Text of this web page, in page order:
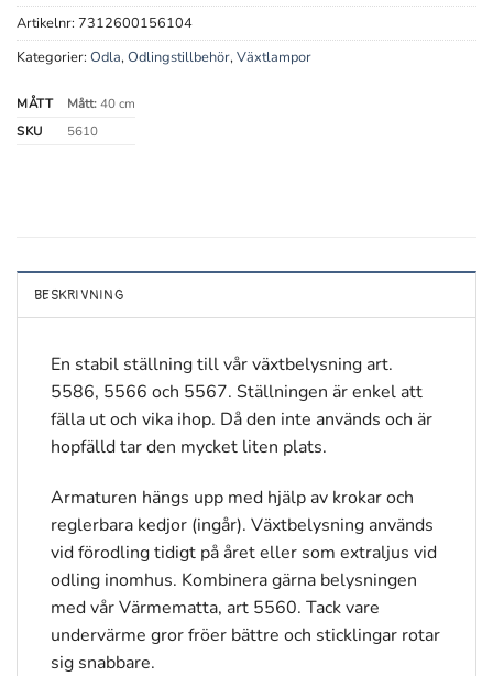
Artikelnr: 7312600156104
Kategorier: Odla,Odlingstillbehör,Växtlampor
MÅTT Mått:40 cm
SKU
5610
BESKRIVNING
En stabil ställning till vår växtbelysning art.
5586, 5566 och 5567. Ställningen är enkel att
fälla ut och vika ihop. Då den inte används och är
hopfälld tar den mycket liten plats.
Armaturen hängs upp med hjälp av krokar och
reglerbara kedjor (ingår). Växtbelysning används
vid förodling tidigt på året eller som extraljus vid
odling inomhus. Kombinera gärna belysningen
med vår Värmematta, art 5560. Tack vare
undervärme gror fröer bättre och sticklingar rotar
sig snabbare.